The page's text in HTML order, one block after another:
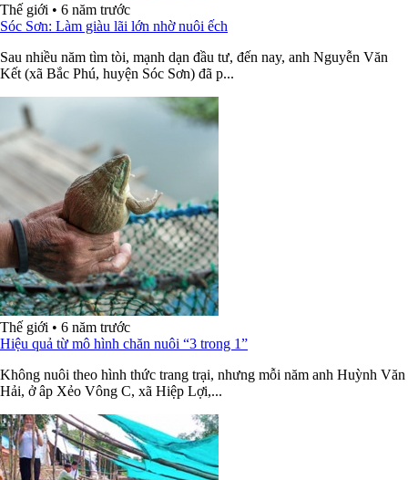
Thế giới • 6 năm trước
Sóc Sơn: Làm giàu lãi lớn nhờ nuôi ếch
Sau nhiều năm tìm tòi, mạnh dạn đầu tư, đến nay, anh Nguyễn Văn
Kết (xã Bắc Phú, huyện Sóc Sơn) đã p...
Thế giới • 6 năm trước
Hiệu quả từ mô hình chăn nuôi “3 trong 1”
Không nuôi theo hình thức trang trại, nhưng mỗi năm anh Huỳnh Văn
Hải, ở âp Xẻo Vông C, xã Hiệp Lợi,...